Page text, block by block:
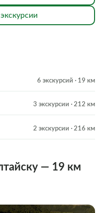
6 экскурсий · 19 км
3 экскурсии · 212 км
2 экскурсии · 216 км
— 19 км